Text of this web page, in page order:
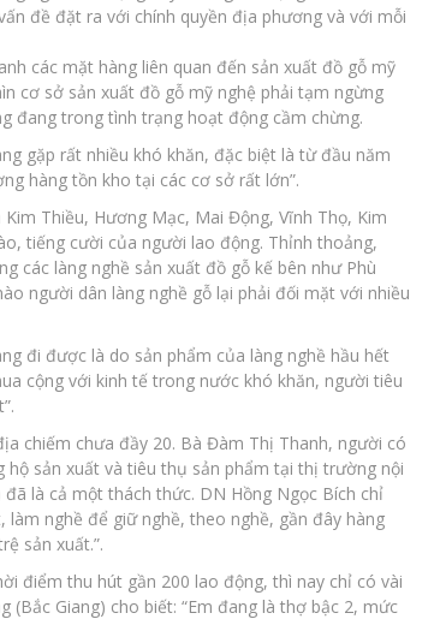
đề đặt ra với chính quyền địa phương và với mỗi
các mặt hàng liên quan đến sản xuất đồ gỗ mỹ
cơ sở sản xuất đồ gỗ mỹ nghệ phải tạm ngừng
đang trong tình trạng hoạt động cầm chừng.
gặp rất nhiều khó khăn, đặc biệt là từ đầu năm
hàng tồn kho tại các cơ sở rất lớn”.
Thiều, Hương Mạc, Mai Động, Vĩnh Thọ, Kim
tiếng cười của người lao động. Thỉnh thoảng,
các làng nghề sản xuất đồ gỗ kế bên như Phù
người dân làng nghề gỗ lại phải đối mặt với nhiều
đi được là do sản phẩm của làng nghề hầu hết
cộng với kinh tế trong nước khó khăn, người tiêu
chiếm chưa đầy 20. Bà Đàm Thị Thanh, người có
sản xuất và tiêu thụ sản phẩm tại thị trường nội
là cả một thách thức. DN Hồng Ngọc Bích chỉ
nghề để giữ nghề, theo nghề, gần đây hàng
sản xuất.”.
điểm thu hút gần 200 lao động, thì nay chỉ có vài
(Bắc Giang) cho biết: “Em đang là thợ bậc 2, mức